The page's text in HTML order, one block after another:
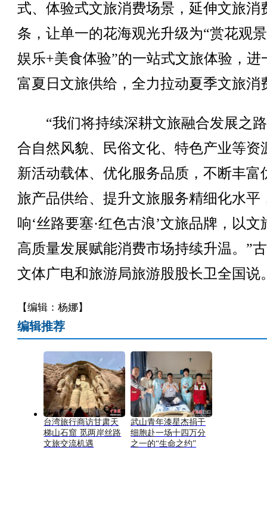
式、体验式文旅消费场景，延伸文旅消
条，让单一的花海观光升级为“赏花观
娱乐+美食体验”的一站式文旅体验，进
富夏日文旅供给，全力拉动夏季文旅消
“我们将持续深耕文旅融合发展之
合自然风貌、民俗文化、特色产业等资
新活动载体、优化服务品质，不断丰富
旅产品供给、提升文旅服务精细化水平
响‘丝路要塞·红色古浪’文旅品牌，以文
高质量发展赋能消费市场持续升温。”
文体广电和旅游局旅游股股长卫全国说
【编辑：杨娜】
编辑推荐
台湾旅行商访甘肃天
梯山石窟 觅两岸丝路
文旅交流机遇
武山青年漆星杰捐干
细胞赴一场十四万分
之一的“生命之约”